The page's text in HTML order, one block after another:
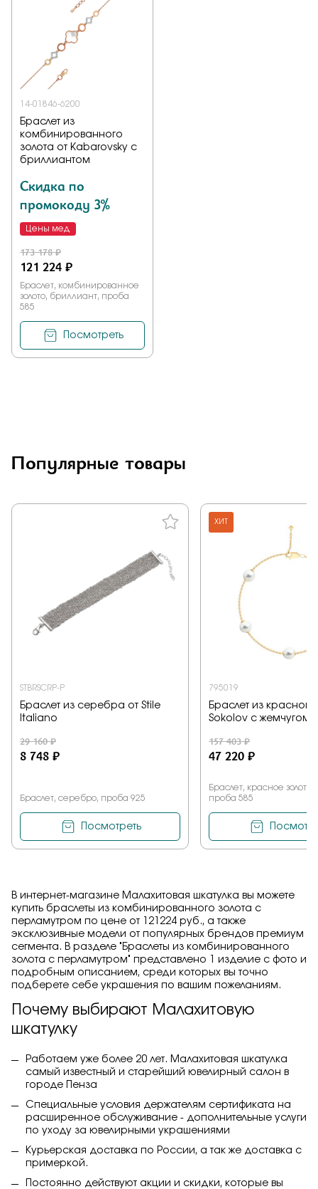
14-01846-6200
Браслет из
комбинированного
золота от Kabarovsky с
бриллиантом
Скидка по
промокоду 3%
Цены мед
173 178 ₽
121 224 ₽
Браслет, комбинированное
золото, бриллиант, проба
585
Посмотреть
Популярные товары
STBRSCRP-P
Браслет из серебра от Stile
Italiano
29 160 ₽
8 748 ₽
Браслет, серебро, проба 925
Посмотреть
ХИТ
795019
Браслет из красного
Sokolov с жемчугом
157 403 ₽
47 220 ₽
Браслет, красное золото,
проба 585
В интернет-магазине Малахитовая шкатулка вы можете
купить браслеты из комбинированного золота с
перламутром по цене от 121224 руб., а также
эксклюзивные модели от популярных брендов премиум
сегмента. В разделе "Браслеты из комбинированного
золота с перламутром" представлено 1 изделие с фото и
подробным описанием, среди которых вы точно
подберете себе украшения по вашим пожеланиям.
Почему выбирают Малахитовую
шкатулку
Работаем уже более 20 лет. Малахитовая шкатулка
самый известный и старейший ювелирный салон в
городе Пенза
Специальные условия держателям сертификата на
расширенное обслуживание - дополнительные услуги
по уходу за ювелирными украшениями
Курьерская доставка по России, а так же доставка с
примеркой.
Постоянно действуют акции и скидки, которые вы
Заказать
Подтверждаю, что я ознакомлен и согласен с условиями
политики конфиденциальности